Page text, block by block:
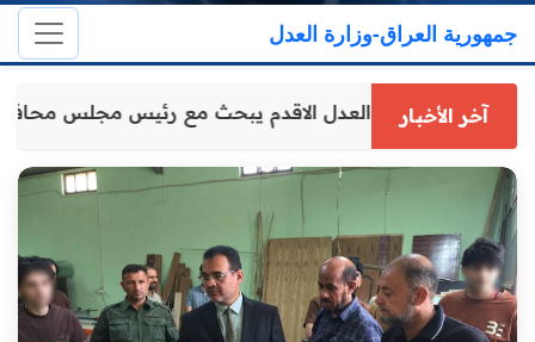
جمهورية العراق-وزارة العدل
آخر الأخباروكيل وزارة العدل الاقدم يبحث مع رئيس مجلس